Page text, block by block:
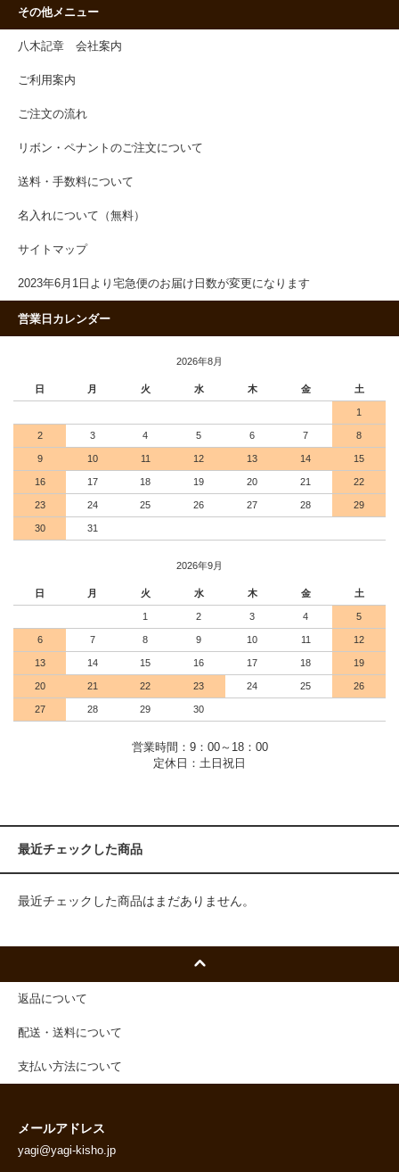
その他メニュー
八木記章 会社案内
ご利用案内
ご注文の流れ
リボン・ペナントのご注文について
送料・手数料について
名入れについて（無料）
サイトマップ
2023年6月1日より宅急便のお届け日数が変更になります
営業日カレンダー
2026年8月
日 月 火 水 木 金 土
1
2 3 4 5 6 7 8
9 10 11 12 13 14 15
16 17 18 19 20 21 22
23 24 25 26 27 28 29
30 31
2026年9月
日 月 火 水 木 金 土
1 2 3 4 5
6 7 8 9 10 11 12
13 14 15 16 17 18 19
20 21 22 23 24 25 26
27 28 29 30
営業時間：9：00～18：00
定休日：土日祝日
最近チェックした商品
最近チェックした商品はまだありません。
返品について
配送・送料について
支払い方法について
メールアドレス
yagi@yagi-kisho.jp